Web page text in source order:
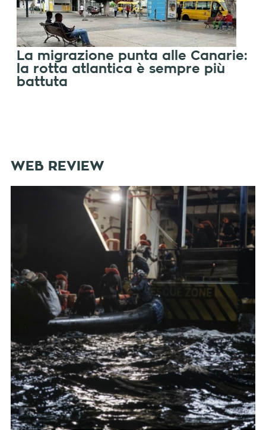
La migrazione punta alle Canarie:
la rotta atlantica è sempre più
battuta
WEB REVIEW